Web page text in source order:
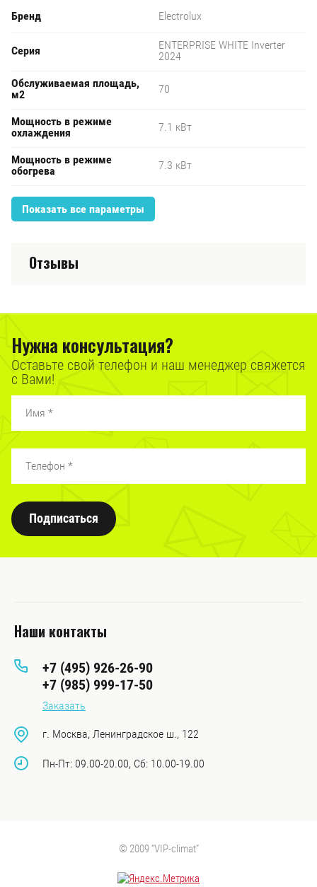
Бренд Electrolux
Серия
ENTERPRISE WHITE Inverter
2024
Обслуживаемая площадь,
м2
70
Мощность в режиме
охлаждения
7.1 кВт
Мощность в режиме
обогрева
7.3 кВт
Показать все параметры
Отзывы
Нужна консультация?
Оставьте свой телефон и наш менеджер свяжется
с Вами!
Подписаться
Наши контакты
+7 (495) 926-26-90
+7 (985) 999-17-50
Заказать
г. Москва, Ленинградское ш., 122
Пн-Пт: 09.00-20.00, Сб: 10.00-19.00
© 2009 “VIP-climat”